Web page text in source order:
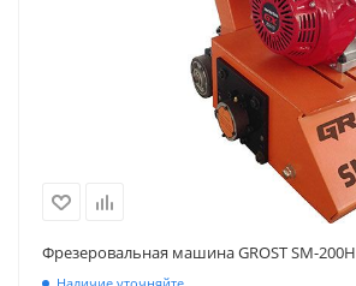
Фрезеровальная машина GROST SM-200Н